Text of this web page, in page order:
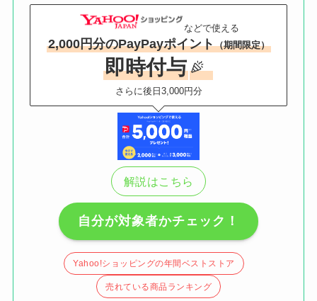
などで使える
2,000円分のPayPayポイント（期間限定）
即時付与
さらに後日3,000円分
解説はこちら
自分が対象者かチェック！
Yahoo!ショッピングの年間ベストストア
売れている商品ランキング